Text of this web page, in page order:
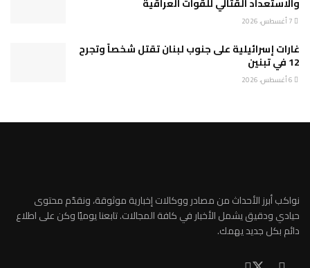
غارات إسرائيلية على جنوب لبنان تقتل شخصاً وتجرح
12 في تبنين
نواكب أبرز الأحداث من مصادر ووكالات إخبارية موثوقة، ونقدّم محتوى
حيادي ودقيق يشمل الأخبار في كافة المجالات. تابعنا يوميًا وكن على اطلاع
دائم بكل جديد يهمك.